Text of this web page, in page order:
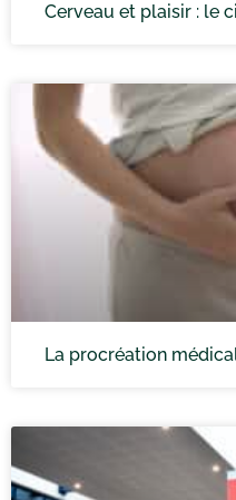
Cerveau et plaisir : le
La procréation